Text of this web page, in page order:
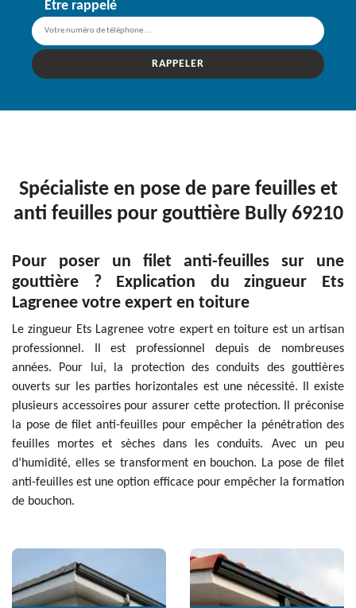
Être rappelé
Spécialiste en pose de pare feuilles et
anti feuilles pour gouttière Bully 69210
Pour poser un filet anti-feuilles sur une
gouttière ? Explication du zingueur Ets
Lagrenee votre expert en toiture
Le zingueur Ets Lagrenee votre expert en toiture est un artisan
professionnel. Il est professionnel depuis de nombreuses
années. Pour lui, la protection des conduits des gouttières
ouverts sur les parties horizontales est une nécessité. Il existe
plusieurs accessoires pour assurer cette protection. Il préconise
la pose de filet anti-feuilles pour empêcher la pénétration des
feuilles mortes et sèches dans les conduits. Avec un peu
d’humidité, elles se transforment en bouchon. La pose de filet
anti-feuilles est une option efficace pour empêcher la formation
de bouchon.